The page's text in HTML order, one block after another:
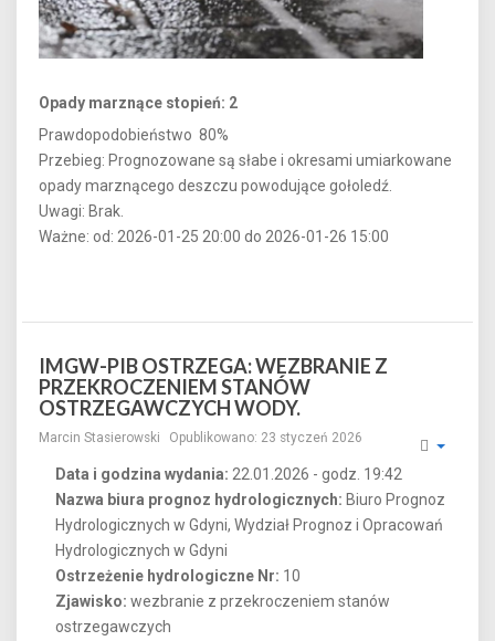
Opady marznące stopień: 2
Prawdopodobieństwo 80%
Przebieg: Prognozowane są słabe i okresami umiarkowane
opady marznącego deszczu powodujące gołoledź.
Uwagi: Brak.
Ważne: od: 2026-01-25 20:00 do 2026-01-26 15:00
IMGW-PIB OSTRZEGA: WEZBRANIE Z
PRZEKROCZENIEM STANÓW
OSTRZEGAWCZYCH WODY.
Marcin Stasierowski Opublikowano: 23 styczeń 2026
Data i godzina wydania: 22.01.2026 - godz. 19:42
Nazwa biura prognoz hydrologicznych: Biuro Prognoz
Hydrologicznych w Gdyni, Wydział Prognoz i Opracowań
Hydrologicznych w Gdyni
Ostrzeżenie hydrologiczne Nr: 10
Zjawisko: wezbranie z przekroczeniem stanów
ostrzegawczych